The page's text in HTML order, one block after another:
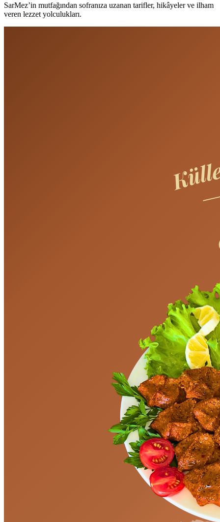
SarMez’in mutfağından sofranıza uzanan tarifler, hikâyeler ve ilham
veren lezzet yolculukları.